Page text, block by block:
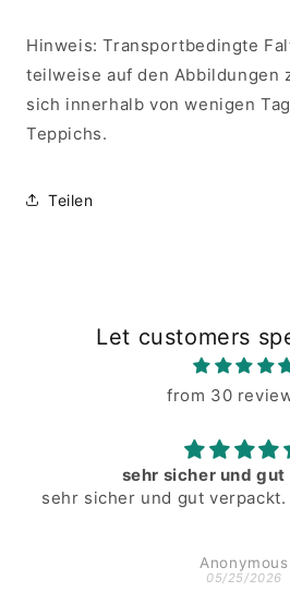
Hinweis: Transportbedingte
teilweise auf den Abbildungen
sich innerhalb von wenigen
Teppichs.
Teilen
Let customers
from 30
sehr sicher und
sehr sicher und gut
Anonymous
05/25/2026